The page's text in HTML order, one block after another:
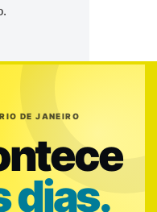
DE JANEIRO
dias.